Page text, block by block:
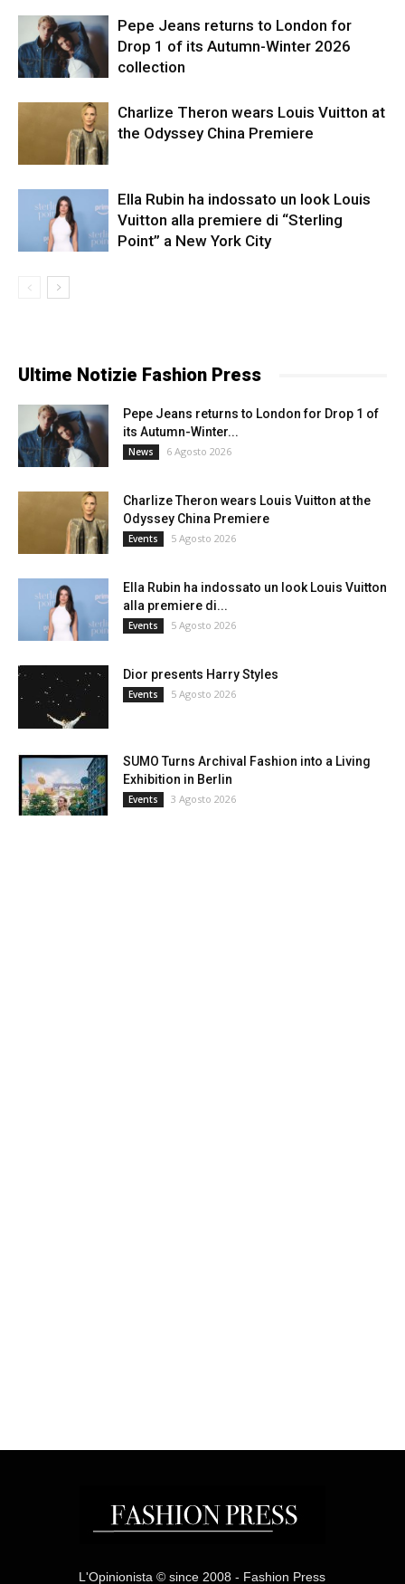
Pepe Jeans returns to London for
Drop 1 of its Autumn-Winter 2026
collection
Charlize Theron wears Louis Vuitton at
the Odyssey China Premiere
Ella Rubin ha indossato un look Louis
Vuitton alla premiere di “Sterling
Point” a New York City
Ultime Notizie Fashion Press
Pepe Jeans returns to London for Drop 1 of
its Autumn-Winter...
News 6 Agosto 2026
Charlize Theron wears Louis Vuitton at the
Odyssey China Premiere
Events 5 Agosto 2026
Ella Rubin ha indossato un look Louis Vuitton
alla premiere di...
Events 5 Agosto 2026
Dior presents Harry Styles
Events 5 Agosto 2026
SUMO Turns Archival Fashion into a Living
Exhibition in Berlin
Events 3 Agosto 2026
L'Opinionista © since 2008 - Fashion Press